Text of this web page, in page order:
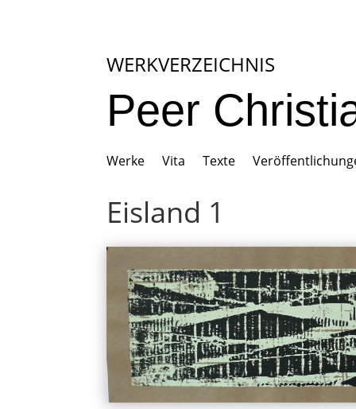
WERKVERZEICHNIS
Peer
Werke Vita Texte
Eisland 1